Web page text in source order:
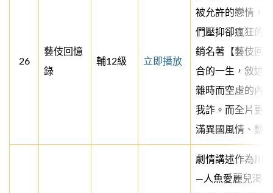
26
藝伎回憶
錄
輔12級 立即播放
被允許的戀情，
們壓抑卻瘋狂的
銷名著【藝伎回
合的一生，敘述
雜時而空虛的內
我詐。而全片更
滿異國風情、動
劇情講述作為川
—人魚愛麗兒渴